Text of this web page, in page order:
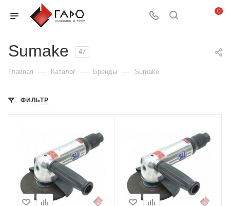
0
Sumake 47
Главная — Каталог — Бренды — Sumake
ФИЛЬТР